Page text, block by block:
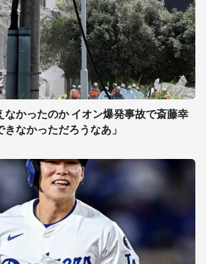
なかったのか イオン爆発事故で斎藤幸
なかっただろうなあ」